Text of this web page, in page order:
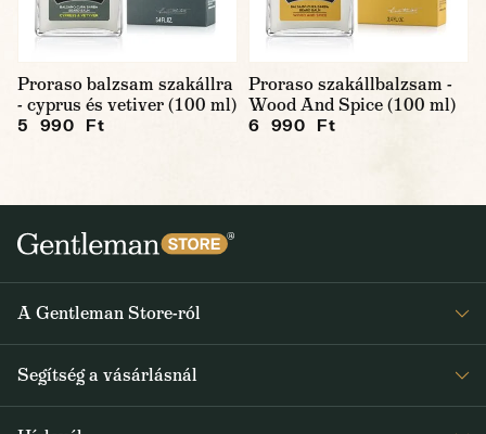
Proraso balzsam szakállra
- cyprus és vetiver (100 ml)
5 990 Ft
Proraso szakállbalzsam -
Wood And Spice (100 ml)
6 990 Ft
A Gentleman Store-ról
Rólunk
Journal
Segítség a vásárlásnál